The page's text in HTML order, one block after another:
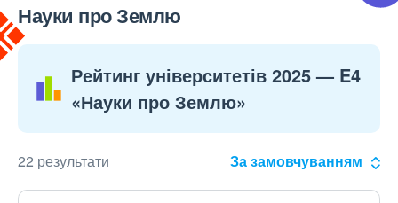
Науки про Землю
Рейтинг університетів 2025 — E4
«Науки про Землю»
22 результати За замовчуванням